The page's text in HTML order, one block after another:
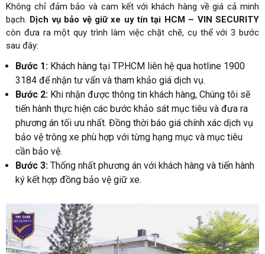
Không chỉ đảm bảo và cam kết với khách hàng về giá cả minh
bạch. Dịch vụ bảo vệ giữ xe uy tín tại HCM – VIN SECURITY
còn đưa ra một quy trình làm việc chặt chẽ, cụ thể với 3 bước
sau đây:
Bước 1: Khách hàng tại TP.HCM liên hệ qua hotline 1900
3184 để nhận tư vấn và tham khảo giá dịch vụ.
Bước 2: Khi nhận được thông tin khách hàng, Chúng tôi sẽ
tiến hành thực hiện các bước khảo sát mục tiêu và đưa ra
phương án tối ưu nhất. Đồng thời báo giá chính xác dịch vụ
bảo vệ trông xe phù hợp với từng hạng mục và mục tiêu
cần bảo vệ.
Bước 3: Thống nhất phương án với khách hàng và tiến hành
ký kết hợp đồng bảo vệ giữ xe.